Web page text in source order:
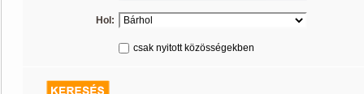
Hol:
csak nyitott közösségekben